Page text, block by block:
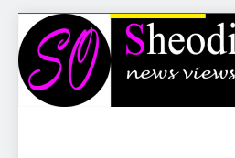
Skip
to
content